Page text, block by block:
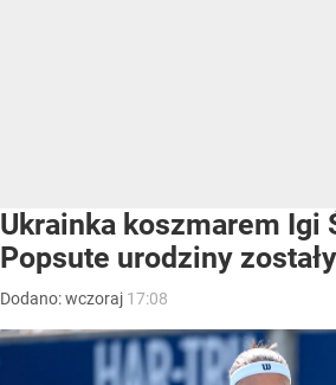
Ukrainka koszmarem Igi
Popsute urodziny
Dodano:wczoraj 17:08